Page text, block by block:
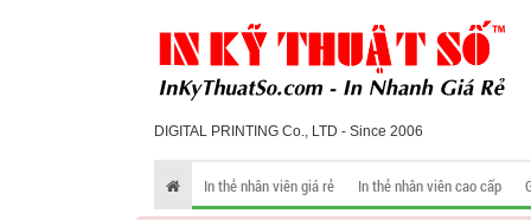
DIGITAL PRINTING Co., LTD - Since 2006
In thẻ nhân viên giá rẻ In thẻ nhân viên cao cấp